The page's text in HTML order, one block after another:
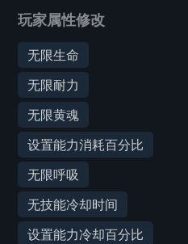
玩家属性修改
无限生命
无限耐力
无限黄魂
设置能力消耗百分比
无限呼吸
无技能冷却时间
设置能力冷却百分比